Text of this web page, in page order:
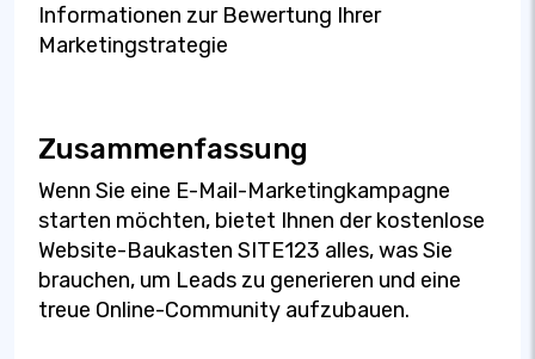
Informationen zur Bewertung Ihrer
Marketingstrategie
Zusammenfassung
Wenn Sie eine E-Mail-Marketingkampagne
starten möchten, bietet Ihnen der kostenlose
Website-Baukasten SITE123 alles, was Sie
brauchen, um Leads zu generieren und eine
treue Online-Community aufzubauen.